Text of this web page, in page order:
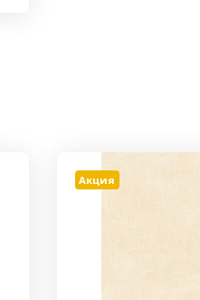
Акция